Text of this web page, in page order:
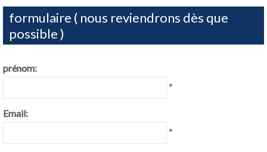
formulaire ( nous reviendrons dès que
possible )
prénom:
*
Email:
*